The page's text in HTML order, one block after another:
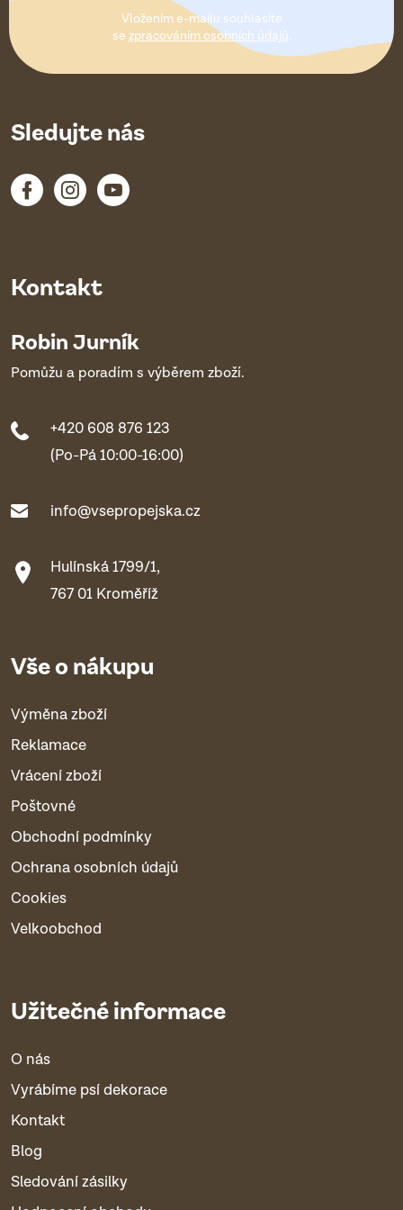
Vložením e-mailu souhlasíte
se zpracováním osobních údajů.
Kontakt
Robin Jurník
Pomůžu a poradím s výběrem zboží.
+420 608 876 123
(Po-Pá 10:00-16:00)
info@vsepropejska.cz
Hulínská 1799/1,
767 01 Kroměříž
Vše o nákupu
Výměna zboží
Reklamace
Vrácení zboží
Poštovné
Obchodní podmínky
Ochrana osobních údajů
Cookies
Velkoobchod
Užitečné informace
O nás
Vyrábíme psí dekorace
Kontakt
Blog
Sledování zásilky
Sledujte nás